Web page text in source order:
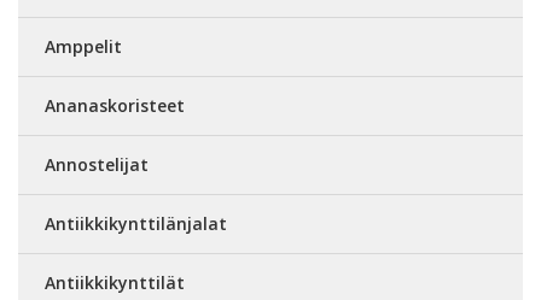
Amppelit
Ananaskoristeet
Annostelijat
Antiikkikynttilänjalat
Antiikkikynttilät